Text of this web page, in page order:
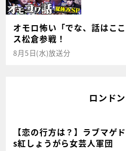
オモロ怖い「でな、話はこ
ス松倉参戦！
8月5日(水)放送分
ロンド
【恋の行方は？】ラブマゲ
s紅しょうがら女芸人軍団